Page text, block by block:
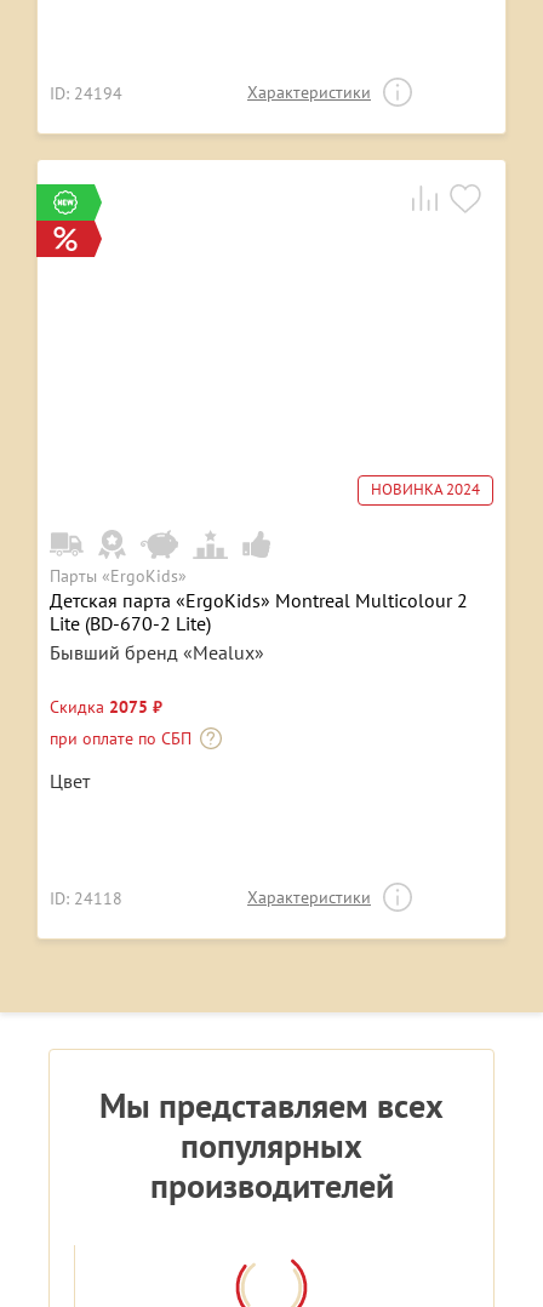
ID: 24194 Характеристики
НОВИНКА 2024
Парты «ErgoKids»
Детская парта «ErgoKids» Montreal Multicolour 2
Lite (BD-670-2 Lite)
Бывший бренд «Mealux»
Скидка 2075 ₽
при оплате по СБП
Цвет
ID: 24118 Характеристики
Мы представляем всех
популярных
производителей